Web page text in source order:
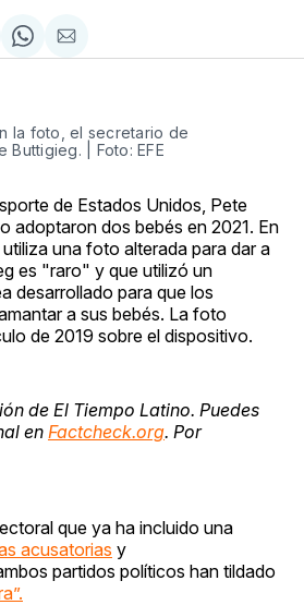
Share
on
Compartir
via
la foto, el secretario de
Buttigieg. | Foto: EFE
de Estados Unidos, Pete
adoptaron dos bebés en 2021. En
una foto alterada para dar a
es "raro" y que utilizó un
desarrollado para que los
a sus bebés. La foto
de 2019 sobre el dispositivo.
de El Tiempo Latino. Puedes
en Factcheck.org. Por
que ya ha incluido una
acusatorias y
partidos políticos han tildado